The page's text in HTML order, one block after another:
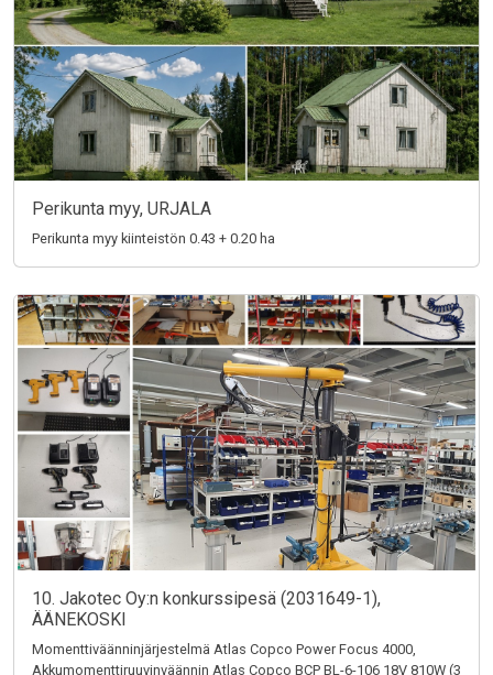
Perikunta myy, URJALA
Perikunta myy kiinteistön 0.43 + 0.20 ha
10. Jakotec Oy:n konkurssipesä (2031649-1),
ÄÄNEKOSKI
Momenttiväänninjärjestelmä Atlas Copco Power Focus 4000,
Akkumomenttiruuvinväännin Atlas Copco BCP BL-6-106 18V 810W (3